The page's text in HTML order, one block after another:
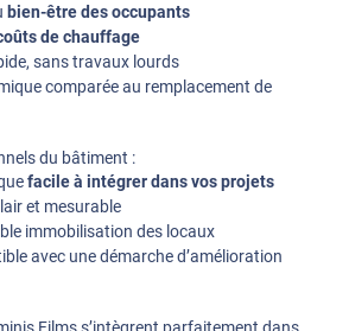
bien-être des occupants
de chauffage
sans travaux lourds
comparée au remplacement de
du bâtiment :
facile à intégrer dans vos projets
et mesurable
immobilisation des locaux
avec une démarche d’amélioration